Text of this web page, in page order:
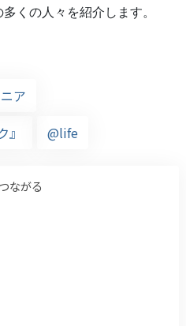
くの人々を紹介します。
ア
@life
ながる